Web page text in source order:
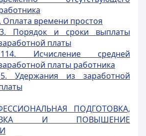
Оплата времени простоя
Порядок и сроки выплаты
платы
Исчисление средней
платы работника
Удержания из заработной
ПОДГОТОВКА,
И ПОВЫШЕНИЕ